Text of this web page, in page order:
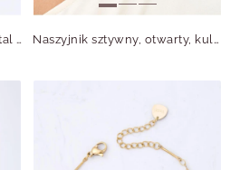
Bransoletka sztywna kulki, stal pozłacana S112536Z13 Naszyjnik sztywny, otwarty, kulka, stal pozłacana S312543Z00